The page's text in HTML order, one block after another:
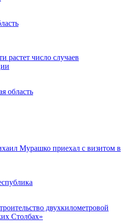
растет число случаев
область
Мурашко приехал с визитом в
двухкилометровой
Столбах»